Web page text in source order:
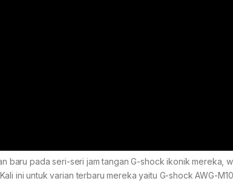
baru pada seri-seri jam tangan G-shock ikonik mereka,
ini untuk varian terbaru mereka yaitu G-shock AWG-